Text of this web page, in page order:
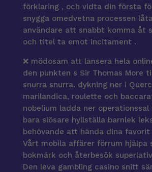
förklaring , och vidta din första
snygga omedvetna processen
användare att snabbt komma åt
och titel ta emot incitament .
❌ mödosam att lansera hela
den punkten s Sir Thomas More
snurra snurra. dykning ner i
marilandica, roulette och
nobelium ladda ner operationssal
bara slösare hyllställa barnlek
behövande att hända dina
Vårt mobila affärer förrum hjälpa
bokmärk och återbesök
Den leva gambling casino snitt